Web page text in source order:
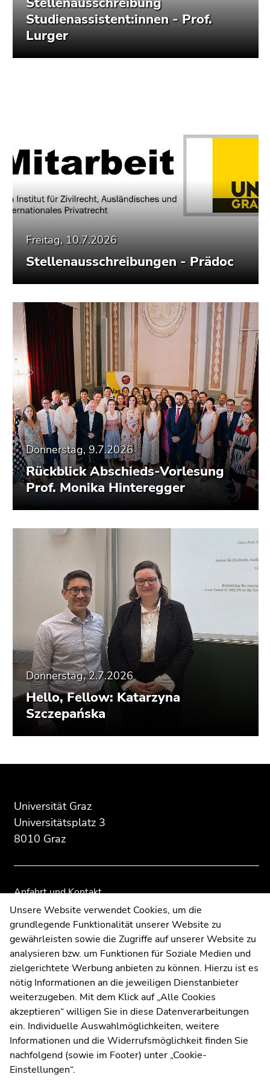
Studienassistent:innen - Prof.
Lurger
Freitag, 10.7.2026
Stellenausschreibungen - Prädoc
Donnerstag, 9.7.2026
Rückblick Abschieds-Vorlesung
Prof. Monika Hinteregger
Donnerstag, 2.7.2026
Hello, Fellow: Katarzyna
Szczepańska
Seitenbereichs:
Zusatzinformationen:
Universität Graz
Universitätsplatz 3
8010 Graz
Anfahrt und Kontakt
Kommunikation und Öffentlichkeitsarbeit
Moodle
UNIGRAZonline
Impressum
Datenschutzerklärung
Cookie-Einstellungen
Barrierefreiheitserklärung
WetterstationUni Graz
Seitenbereichs.
Übersicht
Seitenbereichs.
Übersicht
Unsere Website verwendet Cookies, um die
grundlegende Funktionalität unserer Website zu
gewährleisten sowie die Zugriffe auf unserer Website zu
analysieren bzw. um Funktionen für Soziale Medien und
zielgerichtete Werbung anbieten zu können. Hierzu ist es
nötig Informationen an die jeweiligen Dienstanbieter
weiterzugeben. Mit dem Klick auf „Alle Cookies
akzeptieren“ willigen Sie in diese Datenverarbeitungen
ein. Individuelle Auswahlmöglichkeiten, weitere
Informationen und die Widerrufsmöglichkeit finden Sie
nachfolgend (sowie im Footer) unter „Cookie-
Einstellungen“.